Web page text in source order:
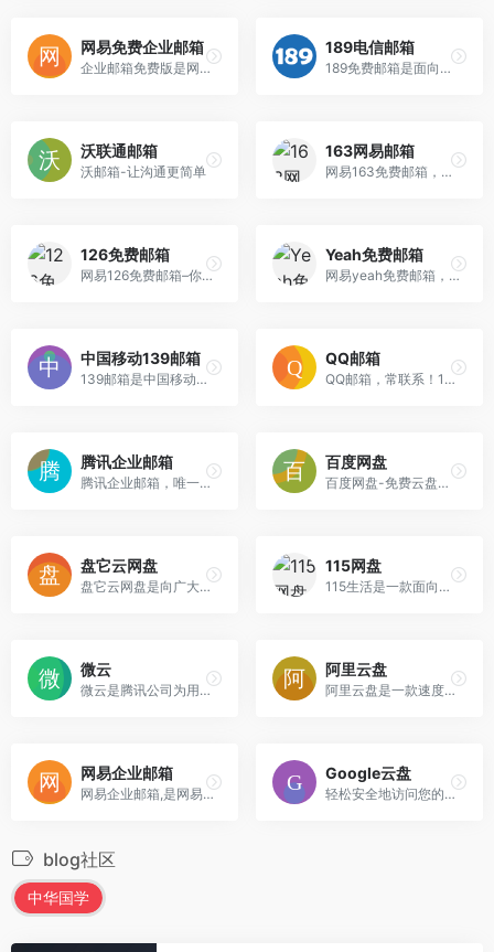
网易免费企业邮箱
企业邮箱免费版是网易为企业提供专属域名后缀的免费邮箱,对内提升企业内部协同及管理效率,对外提升企业专业商务形象,助力企业快速发展。收发稳定,安全无忧,立即免费注册。
189电信邮箱
189免费邮箱是面向所有互联网用户的新型工作和商务邮箱，覆盖Web、Wap、 Pad、iOS、Android等多个终端，满足用户随时随地处理邮件需要。189邮箱提倡“简单”理念，产品功能、体验结合“简单”理念，让用户享受高效工作、轻松生活。
沃联通邮箱
沃邮箱-让沟通更简单
163网易邮箱
网易163免费邮箱，你的专业电子邮局，注册用户数超10亿，专业稳定安全。网易邮箱官方App“邮箱大师”帮您高效处理邮件，支持所有邮箱，并可在手机、Windows和Mac上多端协同使用。
126免费邮箱
网易126免费邮箱–你的专业电子邮局，超过20年的邮箱运营经验，系统快速稳定安全，支持超大附件和网盘服务。网易邮箱官方App“邮箱大师”帮您高效处理邮件，支持所有邮箱，并可在手机、Windows和Mac上多端协同使用。
Yeah免费邮箱
网易yeah免费邮箱，你的专业电子邮局。网易出品，超过20年的邮箱运营经验，系统快速稳定，支持超大附件和网盘服务。网易邮箱官方App“邮箱大师”帮您高效处理邮件，支持所有邮箱，并可在手机、Windows和Mac上多端协同使用。
中国移动139邮箱
139邮箱是中国移动提供的电子邮件业务，以手机号@139.com作为邮箱地址，来邮短信及时提醒,同时提供WEB、WAP、短彩信、APP等多种方式，随时随地收发邮件
QQ邮箱
QQ邮箱，常联系！1982年，第一张电脑笑脸诞生今天，人们已经习惯用它来表达心情现在，你也可以在邮件里用:-)来传达一个微笑的表情
腾讯企业邮箱
腾讯企业邮箱，唯一可以在微信中收发邮件的企业邮箱。购买收费版企业邮箱，免费赠送域名。每账号每年100元起，多重优惠折扣，企业邮箱限时免费试用中。
百度网盘
百度网盘-免费云盘丨文件共享软件丨超大容量丨存储安全
盘它云网盘
盘它云网盘是向广大用户提供上传空间和技术的信息存储空间服务平台,盘它云盘通过云存储技术为用户提供基础的在线存储等互联网在线服务。
115网盘
115生活是一款面向个人用户的云服务产品，连续15年为上亿用户提供海量信息化数据的安全存储服务，可实现多端同步与文件快速存取。同时提供智能管理、多维社交、生活服务等功能，是一款安全可靠、高效智能的数字化生活产品
微云
微云是腾讯公司为用户精心打造的一项智能云服务
阿里云盘
阿里云盘是一款速度快的个人网盘
网易企业邮箱
网易企业邮箱,是网易推出的获得国际化标准安全证书的企业电子邮箱系统,拥有专业反垃圾技术,极速稳定收发,全球畅邮。28年邮箱运营经验,1500人专业技术服务团队,超100万家企业信赖,立即注册申请试用。
Google云盘
轻松安全地访问您的所有内容
blog社区
中华国学